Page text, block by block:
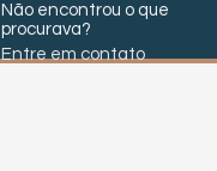
Não encontrou o que
procurava?
Entre em contato